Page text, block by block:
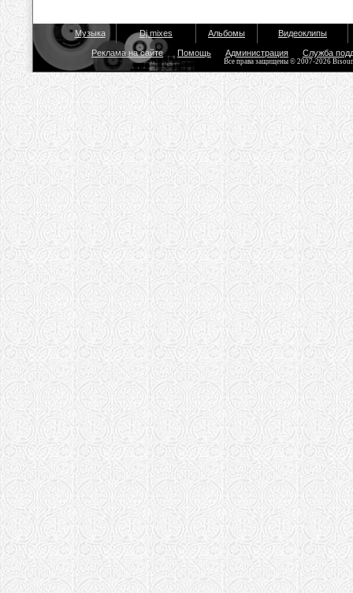
Музыка Dj mixes Альбомы Видеоклипы
Реклама на сайте Помощь Администрация Служба
Все права защищены © 2007-2026